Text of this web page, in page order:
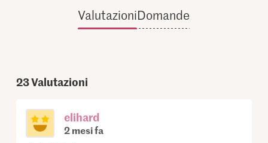
ValutazioniDomande
23Valutazioni
elihard
2 mesi fa